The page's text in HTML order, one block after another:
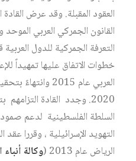
العقود المقبلة. وقد عرض القادة
القانون الجمركي العربي
خطوات الاتفاق عليها تمهيداً
العربي عام 2015
2020. وجدد القادة
السلطة الفلسطينية لدعم
التهويد الإسرائيلية ، وقررا عقد
الرياض عام 2013 (
وكالة أنباء